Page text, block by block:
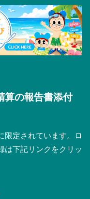
算の報告書添付
限定されています。ロ
は下記リンクをクリッ